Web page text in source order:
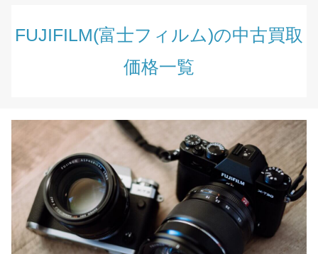
FUJIFILM(富士フィルム)の中古買取
価格一覧